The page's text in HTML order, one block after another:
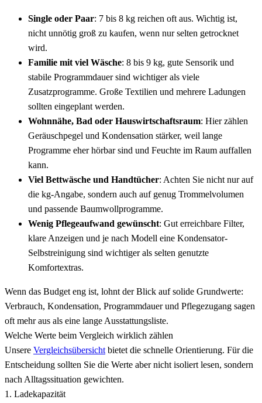
Single oder Paar: 7 bis 8 kg reichen oft aus. Wichtig ist,
nicht unnötig groß zu kaufen, wenn nur selten getrocknet
wird.
Familie mit viel Wäsche: 8 bis 9 kg, gute Sensorik und
stabile Programmdauer sind wichtiger als viele
Zusatzprogramme. Große Textilien und mehrere Ladungen
sollten eingeplant werden.
Wohnnähe, Bad oder Hauswirtschaftsraum: Hier zählen
Geräuschpegel und Kondensation stärker, weil lange
Programme eher hörbar sind und Feuchte im Raum auffallen
kann.
Viel Bettwäsche und Handtücher: Achten Sie nicht nur auf
die kg-Angabe, sondern auch auf genug Trommelvolumen
und passende Baumwollprogramme.
Wenig Pflegeaufwand gewünscht: Gut erreichbare Filter,
klare Anzeigen und je nach Modell eine Kondensator-
Selbstreinigung sind wichtiger als selten genutzte
Komfortextras.
Wenn das Budget eng ist, lohnt der Blick auf solide Grundwerte:
Verbrauch, Kondensation, Programmdauer und Pflegezugang sagen
oft mehr aus als eine lange Ausstattungsliste.
Welche Werte beim Vergleich wirklich zählen
Unsere Vergleichsübersicht bietet die schnelle Orientierung. Für die
Entscheidung sollten Sie die Werte aber nicht isoliert lesen, sondern
nach Alltagssituation gewichten.
1. Ladekapazität